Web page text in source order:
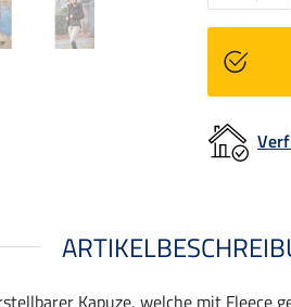
Kapuze, welche mit